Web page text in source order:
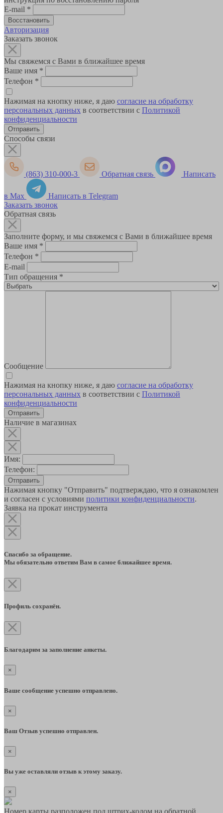
E-mail *
Авторизация
Заказать звонок
Мы свяжемся с Вами в ближайшее время
Ваше имя *
Телефон *
Нажимая на кнопку ниже, я даю согласие на обработку
персональных данных в соответствии с Политикой
конфиденциальности
Способы связи
(863) 310-000-3 Обратная связь Написать
в Max
Написать в Telegram
Заказать звонок
Обратная связь
Заполните форму, и мы свяжемся с Вами в ближайшее время
Ваше имя *
Телефон *
E-mail
Тип обращения *
Сообщение
Нажимая на кнопку ниже, я даю согласие на обработку
персональных данных в соответствии с Политикой
конфиденциальности
Наличие в магазинах
Имя:
Телефон:
Отправить
Нажимая кнопку "Отправить" подтверждаю, что я ознакомлен
и согласен с условиями политики конфиденциальности.
Заявка на прокат инструмента
Спасибо за обращение.
Мы обязательно ответим Вам в самое ближайшее время.
Профиль сохранён.
Благодарим за заполнение анкеты.
×
Ваше сообщение успешно отправлено.
×
Ваш Отзыв успешно отправлен.
×
Вы уже оставляли отзыв к этому заказу.
×